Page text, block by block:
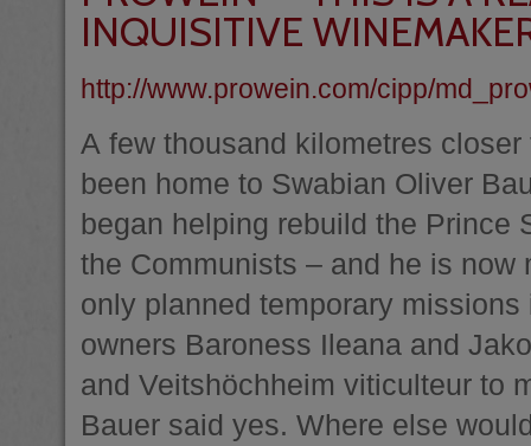
INQUISITIVE
http://www.prowein.com/cipp/
A few thousand kilometres
been home to Swabian Oliver
began helping rebuild the Prince
the Communists – and he is now
only planned temporary missions
owners Baroness Ileana and
and Veitshöchheim viticulteur to
Bauer said yes. Where else